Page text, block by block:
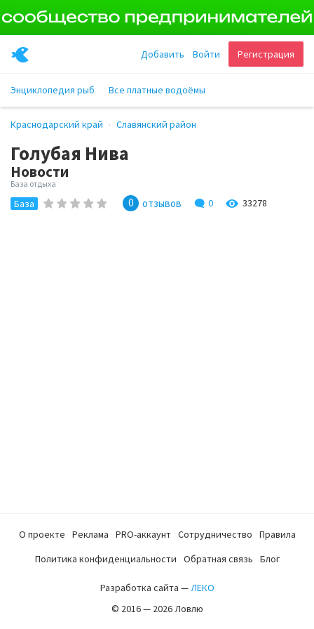
Регистрация
Войти
Добавить
Энциклопедия рыб Все платные водоёмы
Краснодарский край Славянский район
Голубая Нива
Новости
База отдыха
База 0 отзывов 0 33278
О проекте Реклама PRO-аккаунт Сотрудничество
Правила
Политика конфиденциальности
Обратная связь Блог
Разработка сайта —ЛЕКО
© 2016 — 2026 Ловлю